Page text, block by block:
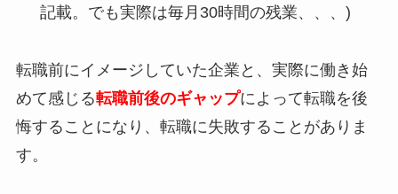
記載。でも実際は毎月30時間の残業、、、)
転職前にイメージしていた企業と、実際に働き始
めて感じる転職前後のギャップによって転職を後
悔することになり、転職に失敗することがありま
す。